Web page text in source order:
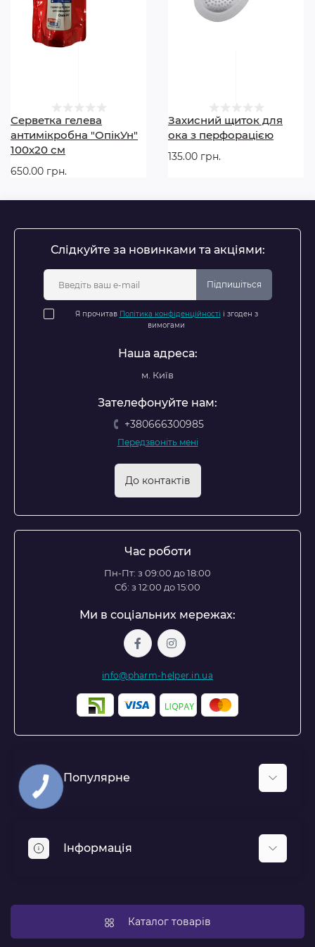
Діаметр: 16 см
Основа: гелевий повітронепроникний матеріал
високої щільності
Серветка гелева
антимікробна "ОпікУн"
100х20 см
650.00 грн.
Захисний щиток для
ока з перфорацією
135.00 грн.
Слідкуйте за новинками та акціями:
Підпишіться
Я прочитав Політика конфіденційності і згоден з
вимогами
Наша адреса:
м. Київ
Зателефонуйте нам:
+380666300985
Передзвоніть мені
До контактів
Час роботи
Пн-Пт: з 09:00 до 18:00
Сб: з 12:00 до 15:00
Ми в соціальних мережах:
info@pharm-helper.in.ua
Популярне
Аптечки та медичні комплекти
Засоби індивідуального захисту
Інформація
Новини
Доставка і оплата
Каталог товарів